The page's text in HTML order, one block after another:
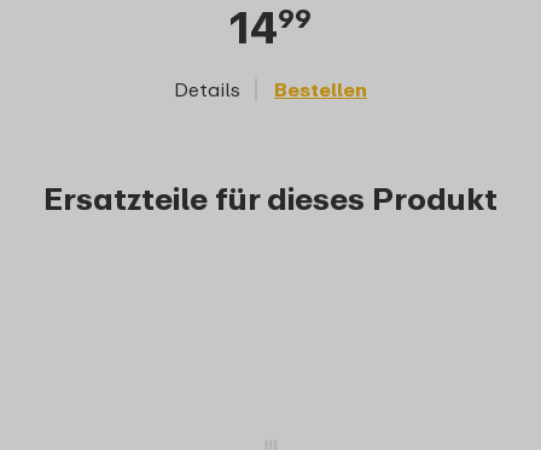
1499
Details Bestellen
Ersatzteile für dieses Produkt